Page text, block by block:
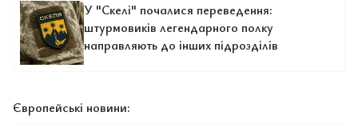
У "Скелі" почалися переведення:
штурмовиків легендарного полку
направляють до інших підрозділів
Європейські новини: